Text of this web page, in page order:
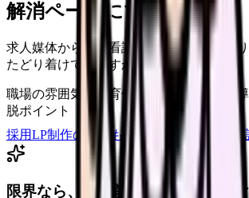
解消ページにできます
求人媒体から来た看護師が、応募前に知
たどり着けていますか？
職場の雰囲気・教育体制 スマホでの応募
脱ポイント
採用LP制作の見積もりを依頼
サービ
限界なら、退職前に次の逃げ道だ